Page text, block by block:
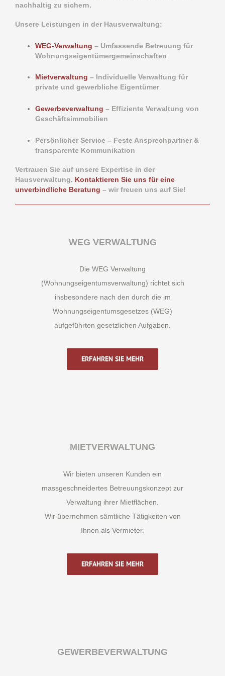
nachhaltig zu sichern.
Unsere Leistungen in der Hausverwaltung:
WEG-Verwaltung – Umfassende Betreuung für
Wohnungseigentümergemeinschaften
Mietverwaltung – Individuelle Verwaltung für
private und gewerbliche Eigentümer
Gewerbeverwaltung – Effiziente Verwaltung von
Geschäftsimmobilien
Persönlicher Service – Feste Ansprechpartner &
transparente Kommunikation
Vertrauen Sie auf unsere Expertise in der
Hausverwaltung. Kontaktieren Sie uns für eine
unverbindliche Beratung – wir freuen uns auf Sie!
WEG VERWALTUNG
Die WEG Verwaltung
(Wohnungseigentumsverwaltung) richtet sich
insbesondere nach den durch die im
Wohnungseigentumsgesetzes (WEG)
aufgeführten gesetzlichen Aufgaben.
ERFAHREN SIE MEHR
MIETVERWALTUNG
Wir bieten unseren Kunden ein
massgeschneidertes Betreuungskonzept zur
Verwaltung ihrer Mietflächen.
Wir übernehmen sämtliche Tätigkeiten von
Ihnen als Vermieter.
ERFAHREN SIE MEHR
GEWERBEVERWALTUNG